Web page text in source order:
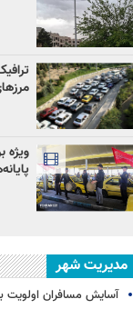
ویژه
مدیریت شهر
آسایش مسافران اولویت